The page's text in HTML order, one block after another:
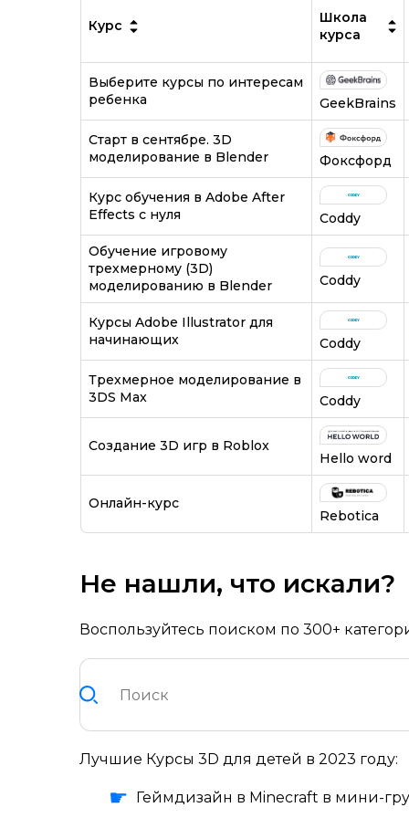
Курс
Школа
курса
Выберите курсы по интересам
ребенка
GeekBrains
Старт в сентябре. 3D
моделирование в Blender
Фоксфорд
Курс обучения в Adobe After
Effects с нуля
Coddy
Обучение игровому
трехмерному (3D)
моделированию в Blender
Coddy
Курсы Adobe Illustrator для
начинающих
Coddy
Трехмерное моделирование в
3DS Max
Coddy
Создание 3D игр в Roblox
Hello word
Онлайн-курс
Rebotica
Не нашли, что искали?
Воспользуйтесь поиском по 300+
Лучшие Курсы 3D для детей в 2023 году:
Геймдизайн в Minecraft в мини-